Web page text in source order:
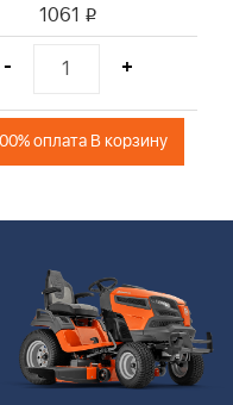
1061 i
- +
оплата В корзину